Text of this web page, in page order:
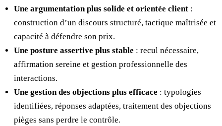
Une argumentation plus solide et orientée client :
construction d’un discours structuré, tactique maîtrisée et
capacité à défendre son prix.
Une posture assertive plus stable : recul nécessaire,
affirmation sereine et gestion professionnelle des
interactions.
Une gestion des objections plus efficace : typologies
identifiées, réponses adaptées, traitement des objections
pièges sans perdre le contrôle.